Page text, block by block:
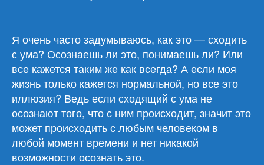
«Разум
в
огне.
Месяц
моего
безумия»
Я очень часто задумываюсь, как это — сходить
с ума? Осознаешь ли это, понимаешь ли? Или
все кажется таким же как всегда? А если моя
жизнь только кажется нормальной, но все это
иллюзия? Ведь если сходящий с ума не
осознают того, что с ним происходит, значит это
может происходить с любым человеком в
любой момент времени и нет никакой
возможности осознать это.